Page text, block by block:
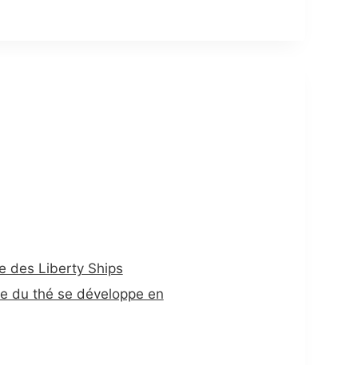
des Liberty Ships
du thé se développe en